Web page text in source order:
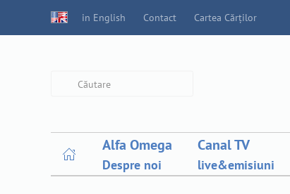
in English Contact Cartea Cărților
Alfa Omega
Despre noi
Canal TV
live&emisiuni